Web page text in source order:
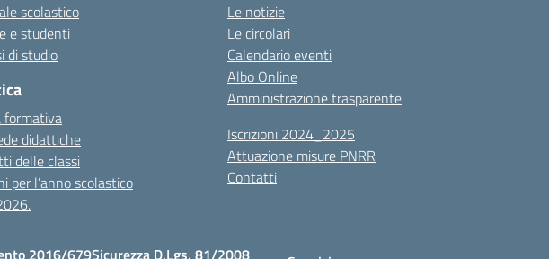
scolastico
e studenti
di studio
formativa
didattiche
delle classi
per l’anno scolastico
Le notizie
Le circolari
Calendario eventi
Albo Online
Amministrazione trasparente
Iscrizioni 2024_2025
Attuazione misure PNRR
Contatti
2016/679Sicurezza D.Lgs. 81/2008